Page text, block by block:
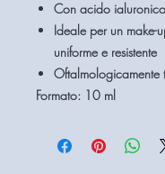
Con acido ialuronico
Ideale per un make-
uniforme e resistente
Oftalmologicamente
Formato: 10 ml